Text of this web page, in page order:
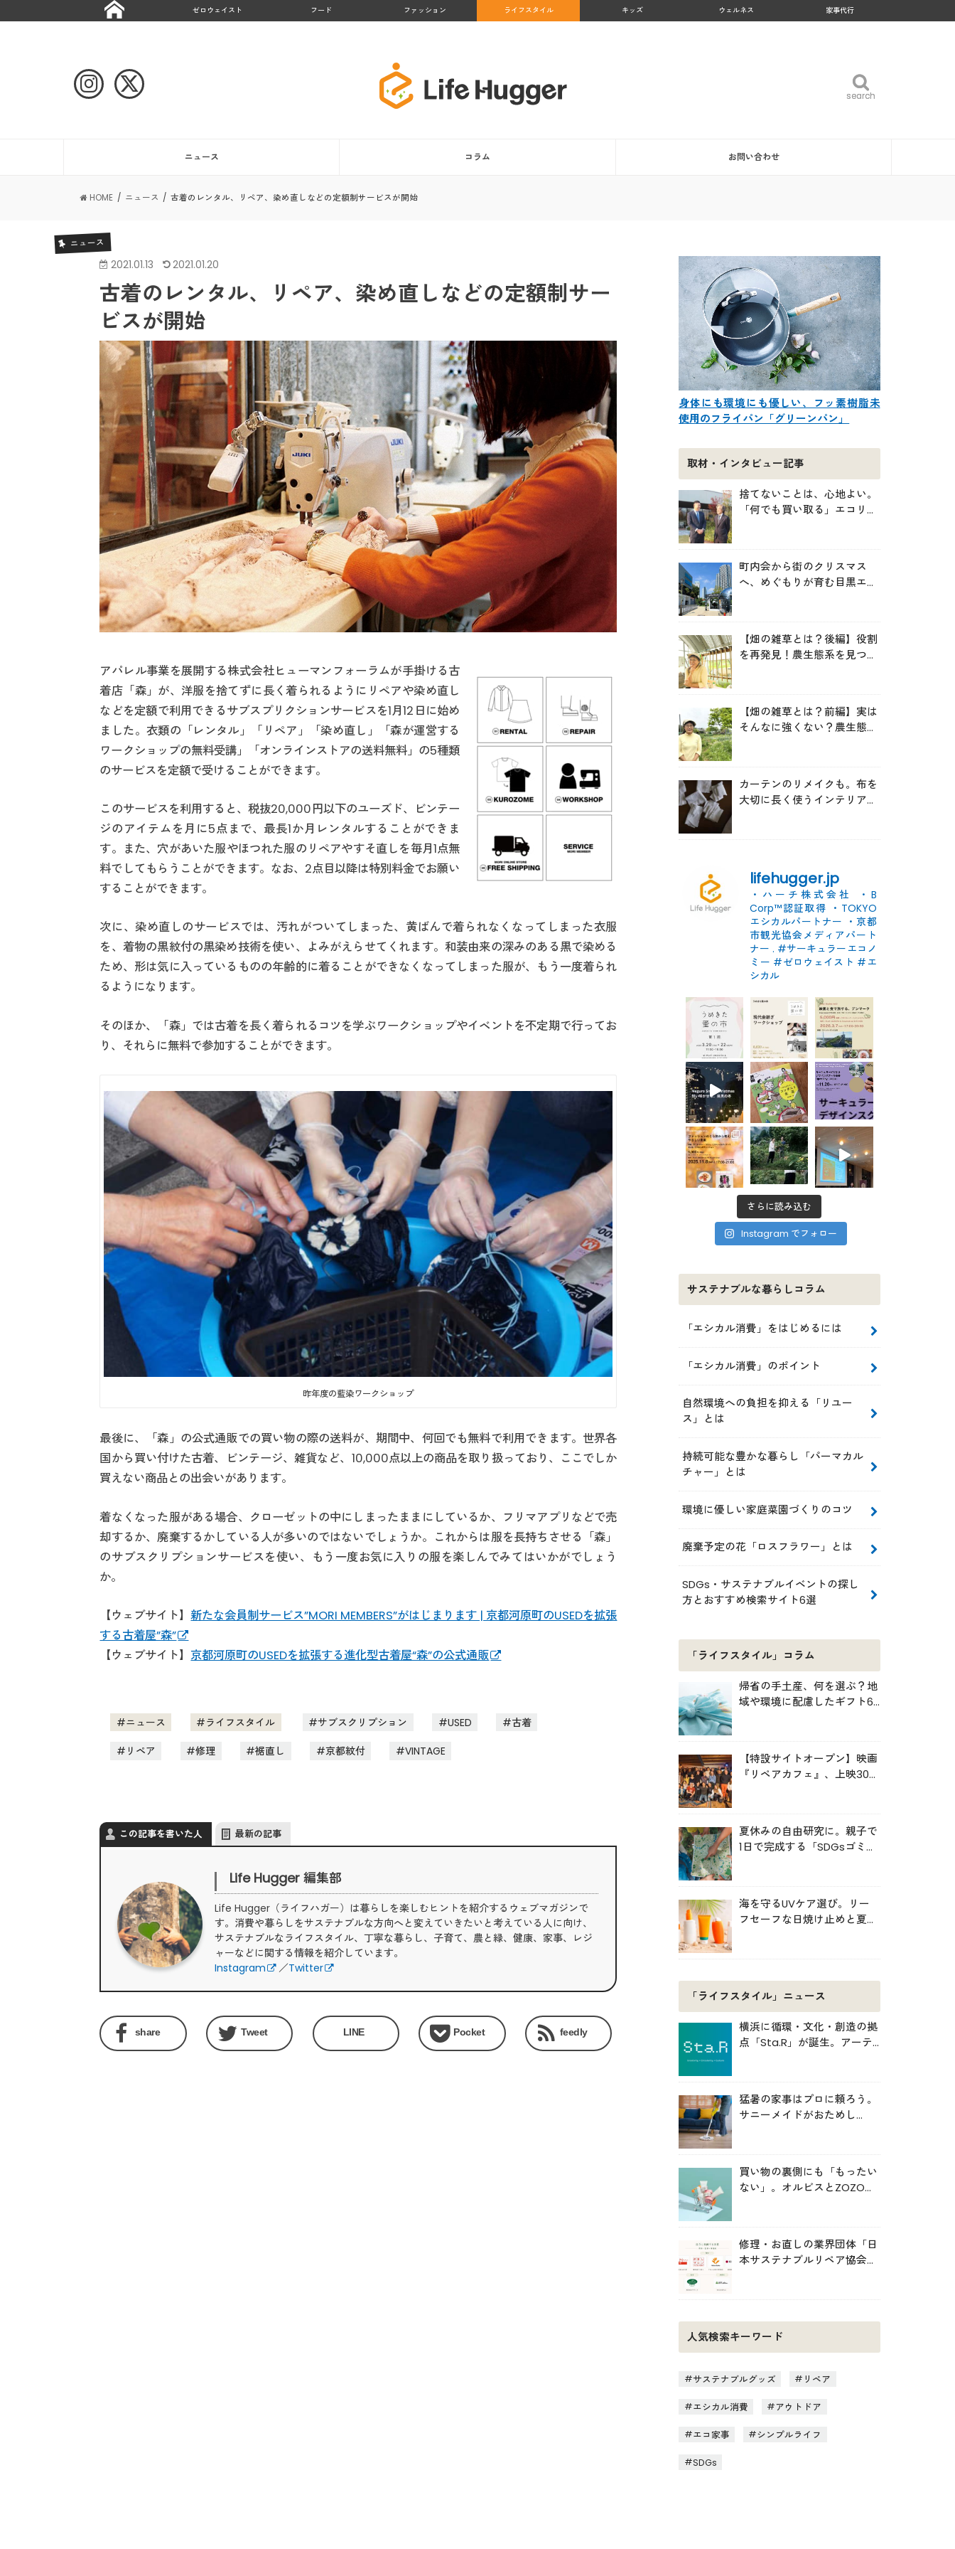
ゼロウェイスト フード ファッション ライフスタイル キッズ ウェルネス 家事代行
search
search
ニュース コラム お問い合わせ
HOME ニュース 古着のレンタル、リペア、染め直しなどの定額制サービスが開始
ニュース
2021.01.13 2021.01.20
古着のレンタル、リペア、染め直しなどの定額制サー
ビスが開始
アパレル事業を展開する株式会社ヒューマンフォーラムが手掛ける古
着店「森」が、洋服を捨てずに長く着られるようにリペアや染め直し
などを定額で利用できるサブスプリクションサービスを1月12日に始め
ました。衣類の「レンタル」「リペア」「染め直し」「森が運営する
ワークショップの無料受講」「オンラインストアの送料無料」の5種類
のサービスを定額で受けることができます。
このサービスを利用すると、税抜20,000円以下のユーズド、ビンテー
ジのアイテムを月に5点まで、最長1か月レンタルすることができま
す。また、穴があいた服やほつれた服のリペアやすそ直しを毎月1点無
料でしてもらうことができます。なお、2点目以降は特別料金でお願い
することができます。
次に、染め直しのサービスでは、汚れがついてしまった、黄ばんで着られなくなってしまった衣服
を、着物の黒紋付の黒染め技術を使い、よみがえらせてくれます。和装由来の深みのある黒で染める
ため、形は気に入っているものの年齢的に着ることができなくなってしまった服が、もう一度着られ
るようになります。
そのほか、「森」では古着を長く着られるコツを学ぶワークショップやイベントを不定期で行ってお
り、それらに無料で参加することができます。
昨年度の藍染ワークショップ
最後に、「森」の公式通販での買い物の際の送料が、期間中、何回でも無料で利用できます。世界各
国から買い付けた古着、ビンテージ、雑貨など、10,000点以上の商品を取り扱っており、ここでしか
買えない商品との出会いがあります。
着なくなった服がある場合、クローゼットの中にしまったままにしているか、フリマアプリなどで売
却するか、廃棄するかしている人が多いのではないでしょうか。これからは服を長持ちさせる「森」
のサブスクリプションサービスを使い、もう一度お気に入りの服を楽しんでみてはいかがでしょう
か。
【ウェブサイト】新たな会員制サービス”MORI MEMBERS”がはじまります | 京都河原町のUSEDを拡張
する古着屋”森”
【ウェブサイト】 京都河原町のUSEDを拡張する進化型古着屋“森”の公式通販
ニュース ライフスタイル サブスクリプション USED 古着
リペア 修理 裾直し 京都紋付 VINTAGE
この記事を書いた人 最新の記事
Life Hugger 編集部
Life Hugger（ライフハガー）は暮らしを楽しむヒントを紹介するウェブマガジンで
す。消費や暮らしをサステナブルな方向へと変えていきたいと考えている人に向け、
サステナブルなライフスタイル、丁寧な暮らし、子育て、農と緑、健康、家事、レジ
ャーなどに関する情報を紹介しています。
Instagram
／Twitter
share Tweet LINE Pocket feedly
身体にも環境にも優しい、フッ素樹脂未
使用のフライパン「グリーンパン」
取材・インタビュー記事
捨てないことは、心地よい。
「何でも買い取る」エコリン
町内会から街のクリスマス
へ、めぐもりが育む目黒エリ
【畑の雑草とは？後編】役割
を再発見！農生態系を見つめ
【畑の雑草とは？前編】実は
そんなに強くない？農生態系
カーテンのリメイクも。布を
大切に長く使うインテリアの
lifehugger.jp
・ハーチ株式会社
・B
Corp™認証取得 ・TOKYO
エシカルパートナー ・京都
市観光協会メディアパート
ナー . #サーキュラーエコノ
ミー #ゼロウェイスト #エ
シカル
さらに読み込む
Instagram でフォロー
サステナブルな暮らしコラム
「エシカル消費」をはじめるには
「エシカル消費」のポイント
自然環境への負担を抑える「リユー
ス」とは
持続可能な豊かな暮らし「パーマカル
チャー」とは
環境に優しい家庭菜園づくりのコツ
廃棄予定の花「ロスフラワー」とは
SDGs・サステナブルイベントの探し
方とおすすめ検索サイト6選
「ライフスタイル」コラム
帰省の手土産、何を選ぶ？地
域や環境に配慮したギフト6
【特設サイトオープン】映画
『リペアカフェ』、上映300
夏休みの自由研究に。親子で
1日で完成する「SDGsゴミ・
海を守るUVケア選び。リー
フセーフな日焼け止めと夏の
「ライフスタイル」ニュース
横浜に循環・文化・創造の拠
点「Sta.R」が誕生。アーテ
猛暑の家事はプロに頼ろう。
サニーメイドがおためし
買い物の裏側にも「もったい
ない」。オルビスとZOZOが
修理・お直しの業界団体「日
本サステナブルリペア協会
人気検索キーワード
サステナブルグッズ リペア
エシカル消費 アウトドア
エコ家事 シンプルライフ
SDGs